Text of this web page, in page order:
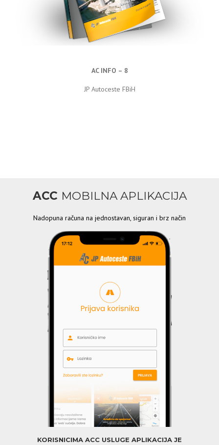
AC INFO – 8
JP Autoceste FBiH
ACC MOBILNA APLIKACIJA
Nadopuna računa na jednostavan, siguran i brz način
KORISNICIMA ACC USLUGE APLIKACIJA JE